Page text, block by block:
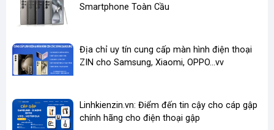
📦Cam Kết
✔️ Hàng ZIN chất lượng cao
✔️ Test kỹ trước khi giao
✔️ Đóng gói chống sốc
cáp màn hình Samsung A51 zin
Smartphone Toàn Cầu
Địa chỉ uy tín cung cấp màn hình điện thoại
ZIN cho Samsung, Xiaomi, OPPO...vv
Linhkienzin.vn: Điểm đến tin cậy cho cáp gập
chính hãng cho điện thoại gập